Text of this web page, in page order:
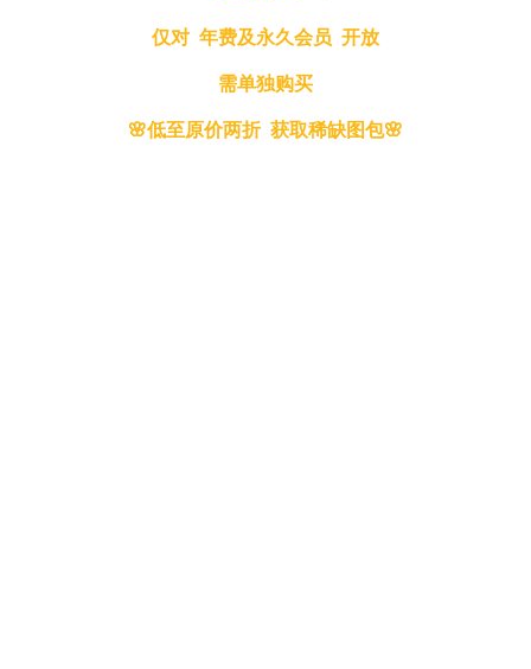
仅对 年费及永久会员 开放
需单独购买
🌸低至原价两折 获取稀缺图包🌸